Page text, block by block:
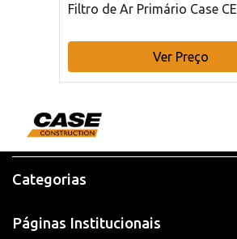
Filtro de Ar Primário Case CE
Ver Preço
Categorias
Páginas Institucionais